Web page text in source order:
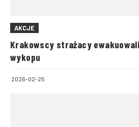
AKCJE
Krakowscy strażacy
wykopu
2026-02-25